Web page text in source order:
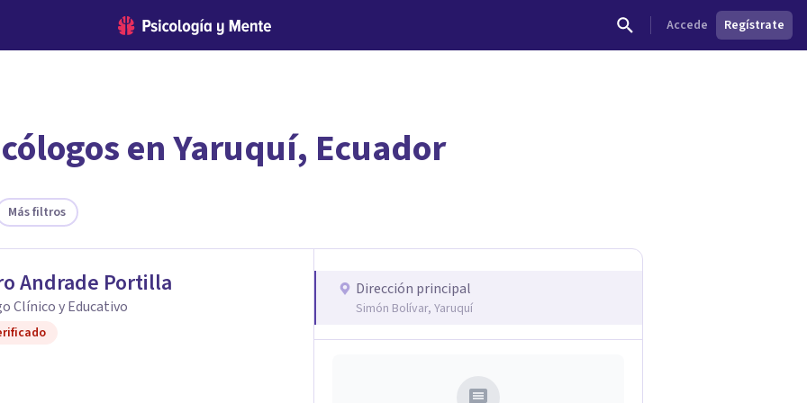
Accede Regístrate
el psicólogo adecuado?
en Yaruquí, Ecuador
Más filtros
Andrade Portilla
Clínico y Educativo
Dirección principal
Simón Bolívar, Yaruquí